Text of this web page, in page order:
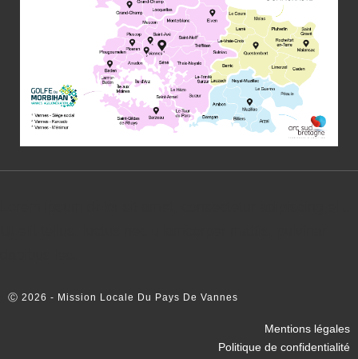
Ⓒ 2026 - Mission Locale Du Pays De Vannes
Mentions légales
Politique de confidentialité